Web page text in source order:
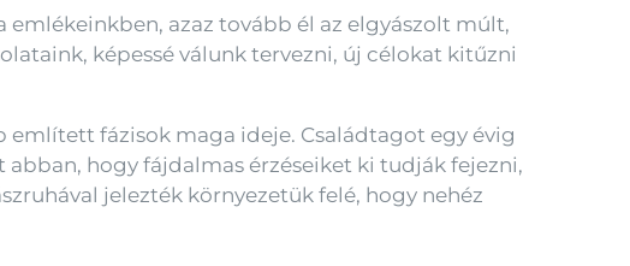
azaz tovább él az elgyászolt múlt,
képessé válunk tervezni, új célokat kitűzni
fázisok maga ideje. Családtagot egy évig
hogy fájdalmas érzéseiket ki tudják fejezni,
jelezték környezetük felé, hogy nehéz